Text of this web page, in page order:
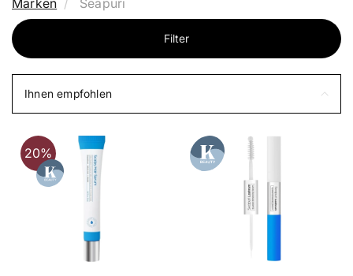
Marken Seapuri
Filter
Ihnen empfohlen
20%